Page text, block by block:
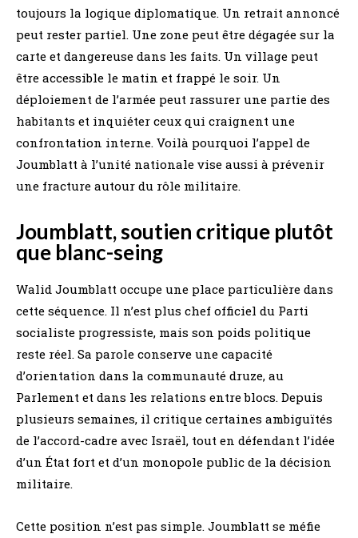
toujours la logique diplomatique. Un retrait annoncé
peut rester partiel. Une zone peut être dégagée sur la
carte et dangereuse dans les faits. Un village peut
être accessible le matin et frappé le soir. Un
déploiement de l’armée peut rassurer une partie des
habitants et inquiéter ceux qui craignent une
confrontation interne. Voilà pourquoi l’appel de
Joumblatt à l’unité nationale vise aussi à prévenir
une fracture autour du rôle militaire.
Joumblatt, soutien critique plutôt
que blanc-seing
Walid Joumblatt occupe une place particulière dans
cette séquence. Il n’est plus chef officiel du Parti
socialiste progressiste, mais son poids politique
reste réel. Sa parole conserve une capacité
d’orientation dans la communauté druze, au
Parlement et dans les relations entre blocs. Depuis
plusieurs semaines, il critique certaines ambiguïtés
de l’accord-cadre avec Israël, tout en défendant l’idée
d’un État fort et d’un monopole public de la décision
militaire.
Cette position n’est pas simple. Joumblatt se méfie